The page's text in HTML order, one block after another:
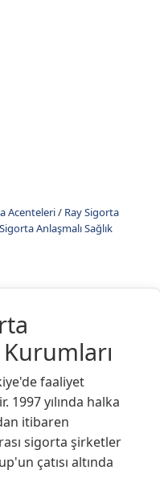
Acenteleri/ Ray Sigorta
Anlaşmalı Sağlık
Kurumları
faaliyet
1997 yılında halka
itibaren
sigorta şirketler
çatısı altında